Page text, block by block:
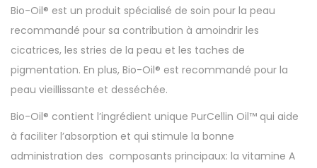
Bio-Oil® est un produit spécialisé de soin pour la peau
recommandé pour sa contribution à amoindrir les
cicatrices, les stries de la peau et les taches de
pigmentation. En plus, Bio-Oil® est recommandé pour la
peau vieillissante et desséchée.
Bio-Oil® contient l’ingrédient unique PurCellin Oil™ qui aide
à faciliter l’absorption et qui stimule la bonne
administration des composants principaux: la vitamine A